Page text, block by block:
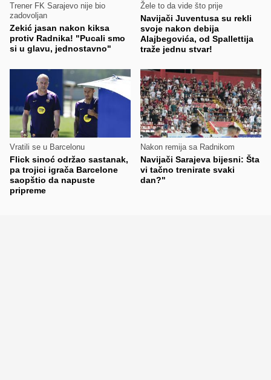
Trener FK Sarajevo nije bio
zadovoljan
Zekić jasan nakon kiksa
protiv Radnika! "Pucali smo
si u glavu, jednostavno"
Žele to da vide što prije
Navijači Juventusa su rekli
svoje nakon debija
Alajbegovića, od Spallettija
traže jednu stvar!
Vratili se u Barcelonu
Flick sinoć održao sastanak,
pa trojici igrača Barcelone
saopštio da napuste
pripreme
Nakon remija sa Radnikom
Navijači Sarajeva bijesni: Šta
vi tačno trenirate svaki
dan?"